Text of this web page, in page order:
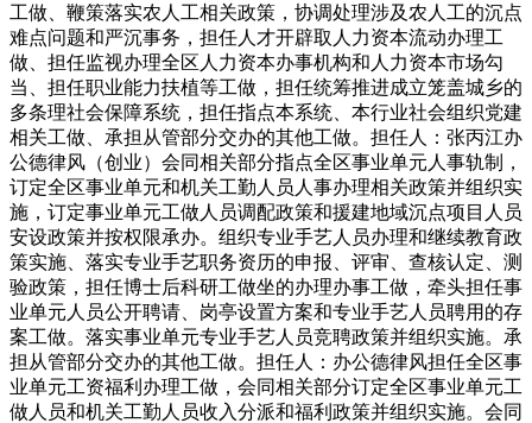
工做、鞭策落实农人工相关政策，协调处理涉及农人工的沉点
难点问题和严沉事务，担任人才开辟取人力资本流动办理工
做、担任监视办理全区人力资本办事机构和人力资本市场勾
当、担任职业能力扶植等工做，担任统筹推进成立笼盖城乡的
多条理社会保障系统，担任指点本系统、本行业社会组织党建
相关工做、承担从管部分交办的其他工做。担任人：张丙江办
公德律风（创业）会同相关部分指点全区事业单元人事轨制，
订定全区事业单元和机关工勤人员人事办理相关政策并组织实
施，订定事业单元工做人员调配政策和援建地域沉点项目人员
安设政策并按权限承办。组织专业手艺人员办理和继续教育政
策实施、落实专业手艺职务资历的申报、评审、查核认定、测
验政策，担任博士后科研工做坐的办理办事工做，牵头担任事
业单元人员公开聘请、岗亭设置方案和专业手艺人员聘用的存
案工做。落实事业单元专业手艺人员竞聘政策并组织实施。承
担从管部分交办的其他工做。担任人：办公德律风担任全区事
业单元工资福利办理工做，会同相关部分订定全区事业单元工
做人员和机关工勤人员收入分派和福利政策并组织实施。会同